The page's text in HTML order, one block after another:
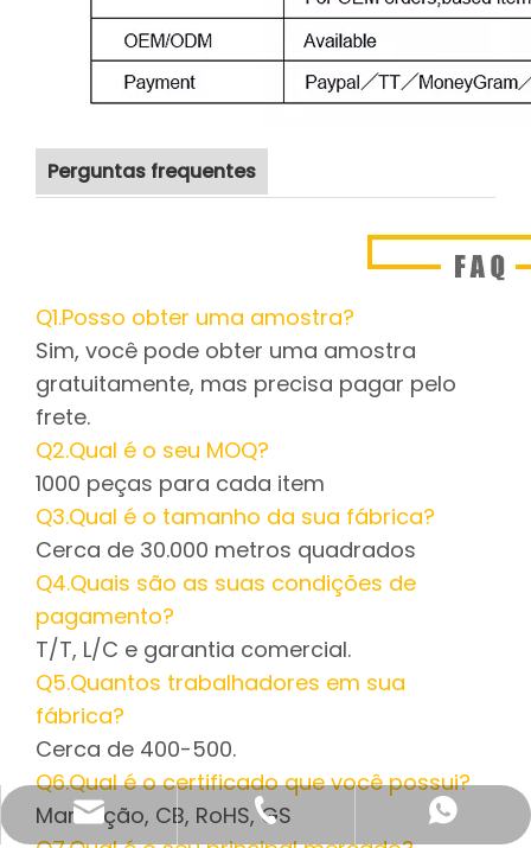
Perguntas frequentes
Q1.Posso obter uma amostra?
Sim, você pode obter uma amostra
gratuitamente, mas precisa pagar pelo
frete.
Q2.Qual é o seu MOQ?
1000 peças para cada item
Q3.Qual é o tamanho da sua fábrica?
Cerca de 30.000 metros quadrados
Q4.Quais são as suas condições de
pagamento?
T/T, L/C e garantia comercial.
Q5.Quantos trabalhadores em sua
fábrica?
Cerca de 400-500.
Q6.Qual é o certificado que você possui?
Marcação, CB, RoHS, GS
katy@jmhomemaster.com
+86-750-3318790
WhatsApp